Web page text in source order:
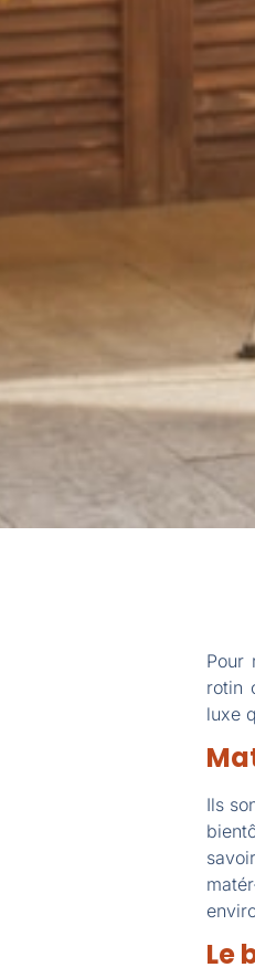
Pour
rotin
luxe
Ils
Le